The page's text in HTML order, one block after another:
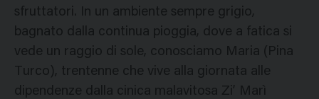
sfruttatori. In un ambiente sempre grigio,
bagnato dalla continua pioggia, dove a fatica si
vede un raggio di sole, conosciamo Maria (Pina
Turco), trentenne che vive alla giornata alle
dipendenze dalla cinica malavitosa Zi’ Marì